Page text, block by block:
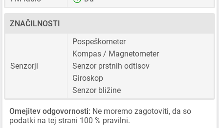
ZNAČILNOSTI
Senzorji
Pospeškometer
Kompas / Magnetometer
Senzor prstnih odtisov
Giroskop
Senzor bližine
Omejitev odgovornosti: Ne moremo zagotoviti, da so
podatki na tej strani 100 % pravilni.